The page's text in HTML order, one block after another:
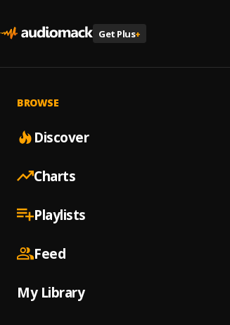
Get Plus+
BROWSE
Discover
Charts
Playlists
Feed
My Library